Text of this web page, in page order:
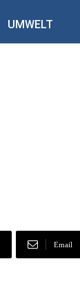
UMWELT
Email